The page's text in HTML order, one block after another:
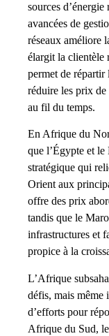
sources
avancées de
réseaux améliore
élargit la clientèle
permet de répartir
réduire les prix
au fil du temps.
En Afrique du
que l’Égypte et
stratégique qui
Orient aux
offre des prix
tandis que le
infrastructures et
propice à la
L’Afrique
défis, mais même
d’efforts pour
Afrique du Sud,